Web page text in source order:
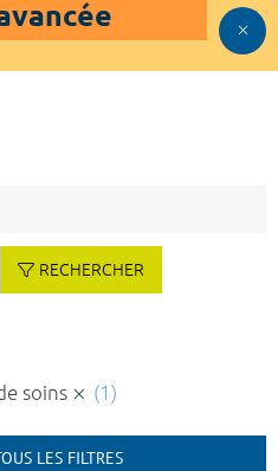
RECHERCHER
soins (1)
LES FILTRES